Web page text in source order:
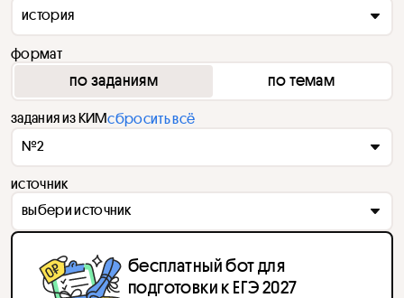
история
формат
по заданиям по темам
задания из КИМсбросить всё
№2
источник
выбери источник
бесплатный бот для
подготовки к ЕГЭ 2027